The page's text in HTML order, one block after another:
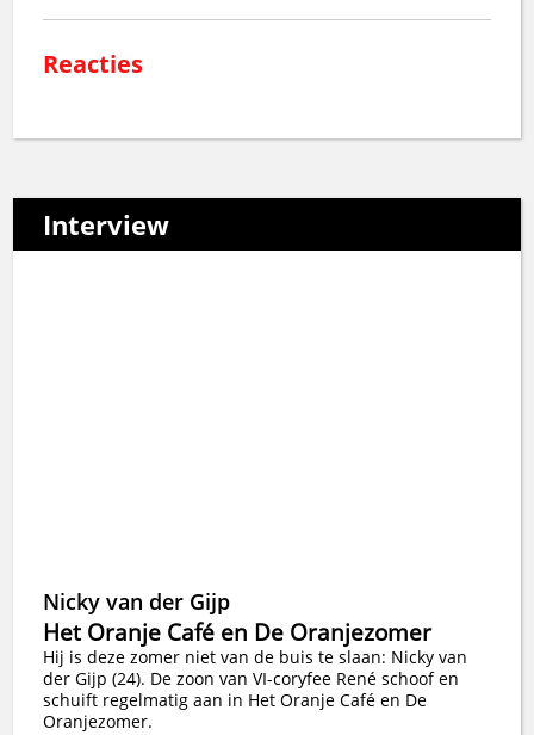
Reacties
Interview
Nicky van der Gijp
Het Oranje Café en De Oranjezomer
Hij is deze zomer niet van de buis te slaan: Nicky van
der Gijp (24). De zoon van VI-coryfee René schoof en
schuift regelmatig aan in Het Oranje Café en De
Oranjezomer.